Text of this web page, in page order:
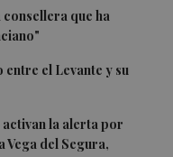
que ha
el Levante y su
activan la alerta por
del Segura,